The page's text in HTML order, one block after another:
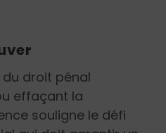
droit pénal
effaçant la
souligne le défi